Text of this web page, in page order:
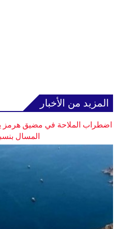
المزيد من الأخبار
اضطراب الملاحة في مضيق هرمز
المسال بنسبة